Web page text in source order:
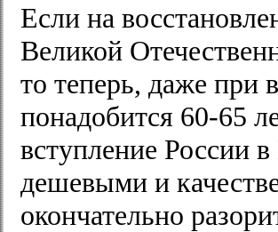
Если на
Великой
то теперь, даже при
понадобится 60-65
вступление России
дешевыми и
окончательно